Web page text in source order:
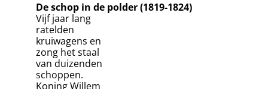
De schop in de polder (1819-1824)
Vijf jaar lang
ratelden
kruiwagens en
zong het staal
van duizenden
schoppen.
Koning Willem